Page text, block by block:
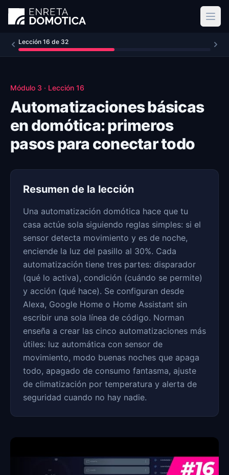
Ir al contenido principal
Lección 16 de 32
Módulo 3 · Lección 16
Automatizaciones básicas
en domótica: primeros
pasos para conectar todo
Resumen de la lección
Una automatización domótica hace que tu
casa actúe sola siguiendo reglas simples: si el
sensor detecta movimiento y es de noche,
enciende la luz del pasillo al 30%. Cada
automatización tiene tres partes: disparador
(qué lo activa), condición (cuándo se permite)
y acción (qué hace). Se configuran desde
Alexa, Google Home o Home Assistant sin
escribir una sola línea de código. Norman
enseña a crear las cinco automatizaciones más
útiles: luz automática con sensor de
movimiento, modo buenas noches que apaga
todo, apagado de consumo fantasma, ajuste
de climatización por temperatura y alerta de
seguridad cuando no hay nadie.